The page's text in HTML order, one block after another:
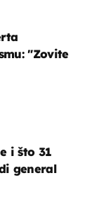
"Zovite
i što 31
general